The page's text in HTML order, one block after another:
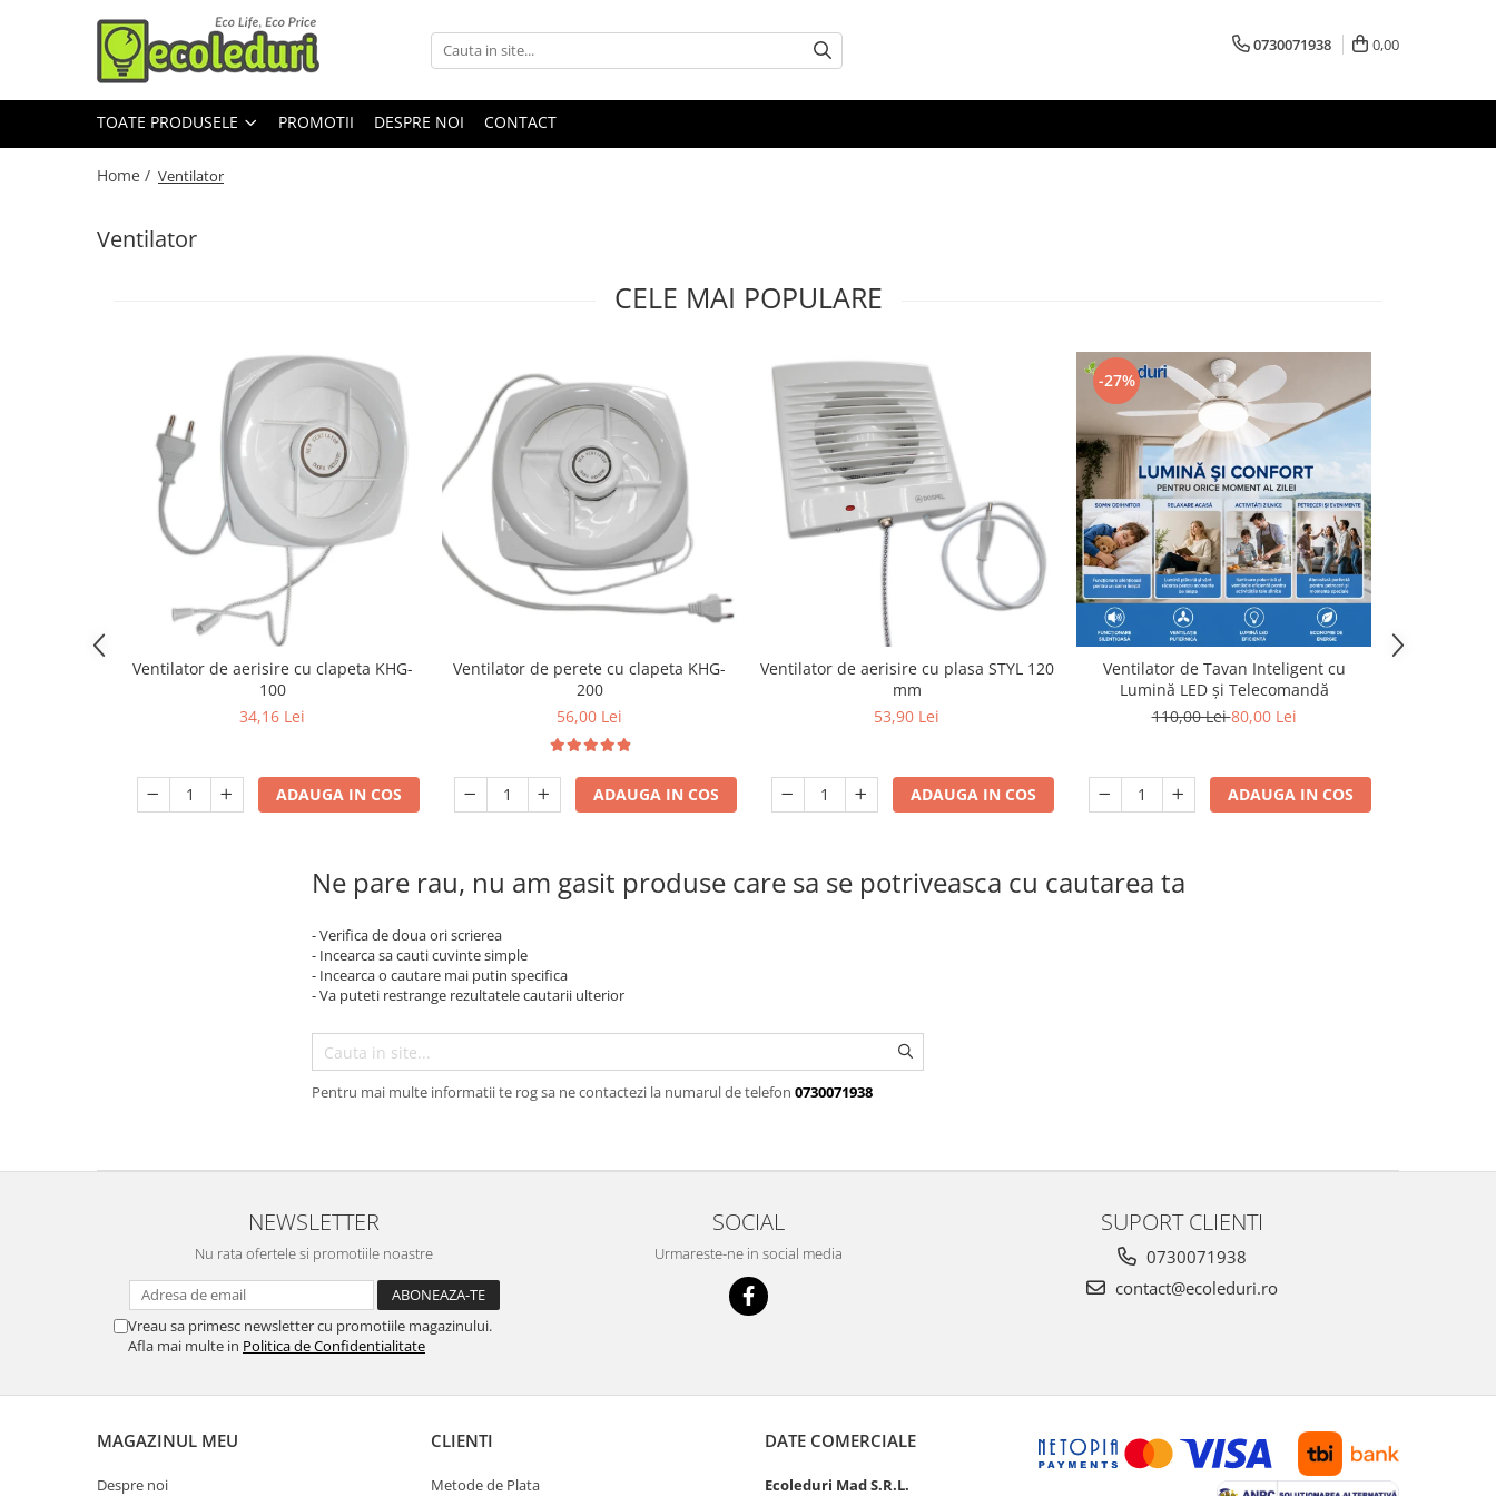
Toate Produsele
Surse de iluminat
Becuri & lampi led cu fasung
Dulii/Dulie adaptor
Corpuri Led lineare
0730071938 0,00
TOATE PRODUSELE PROMOTII DESPRE NOI CONTACT
Home / Ventilator
Ventilator
CELE MAI POPULARE
Ventilator de aerisire cu clapeta KHG-
100
34,16 Lei
ADAUGA IN COS
Ventilator de perete cu clapeta KHG-
200
56,00 Lei
ADAUGA IN COS
Ventilator de aerisire cu plasa STYL 120
mm
53,90 Lei
ADAUGA IN COS
-27%
Ventilator de Tavan Inteligent cu
Lumină LED și Telecomandă
110,00 Lei80,00 Lei
ADAUGA IN COS
Ne pare rau, nu am gasit produse care sa se potriveasca cu cautarea ta
- Verifica de doua ori scrierea
- Incearca sa cauti cuvinte simple
- Incearca o cautare mai putin specifica
- Va puteti restrange rezultatele cautarii ulterior
Pentru mai multe informatii te rog sa ne contactezi la numarul de telefon 0730071938
NEWSLETTER
Nu rata ofertele si promotiile noastre
Vreau sa primesc newsletter cu promotiile magazinului.
Afla mai multe in Politica de Confidentialitate
SOCIAL
Urmareste-ne in social media
SUPORT CLIENTI
0730071938
contact@ecoleduri.ro
MAGAZINUL MEU
Despre noi
CLIENTI
Metode de Plata
DATE COMERCIALE
Ecoleduri Mad S.R.L.